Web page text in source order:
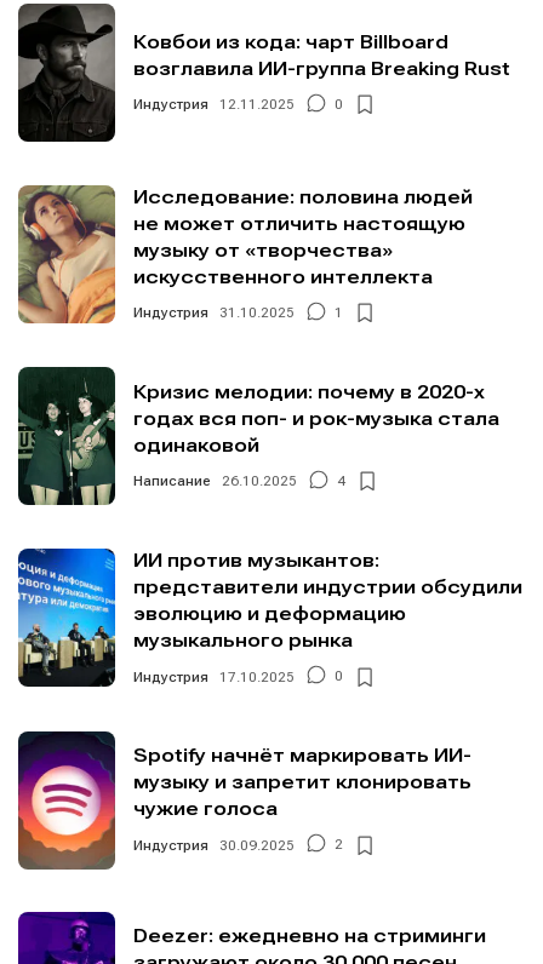
Ковбои из кода: чарт Billboard
возглавила ИИ-группа Breaking Rust
Индустрия 12.11.2025 0
Исследование: половина людей
не может отличить настоящую
музыку от «творчества»
искусственного интеллекта
Индустрия 31.10.2025 1
Кризис мелодии: почему в 2020-х
годах вся поп- и рок-музыка стала
одинаковой
Написание 26.10.2025 4
ИИ против музыкантов:
представители индустрии обсудили
эволюцию и деформацию
музыкального рынка
Индустрия 17.10.2025 0
Spotify начнёт маркировать ИИ-
музыку и запретит клонировать
чужие голоса
Индустрия 30.09.2025 2
Deezer: ежедневно на стриминги